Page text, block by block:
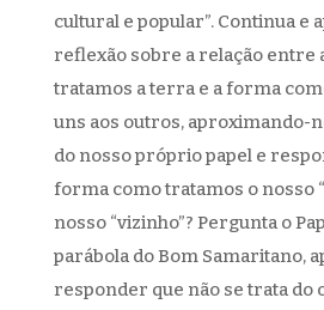
cultural e popular”. Continua e
reflexão sobre a relação entre
tratamos a terra e a forma
uns aos outros, aproximando-
do nosso próprio papel e
forma como tratamos o nosso
nosso “vizinho”? Pergunta o
parábola do Bom Samaritano,
responder que não se trata do